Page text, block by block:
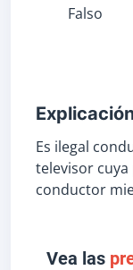
Falso
Es ilegal
televisor cuya
conductor
Vea las